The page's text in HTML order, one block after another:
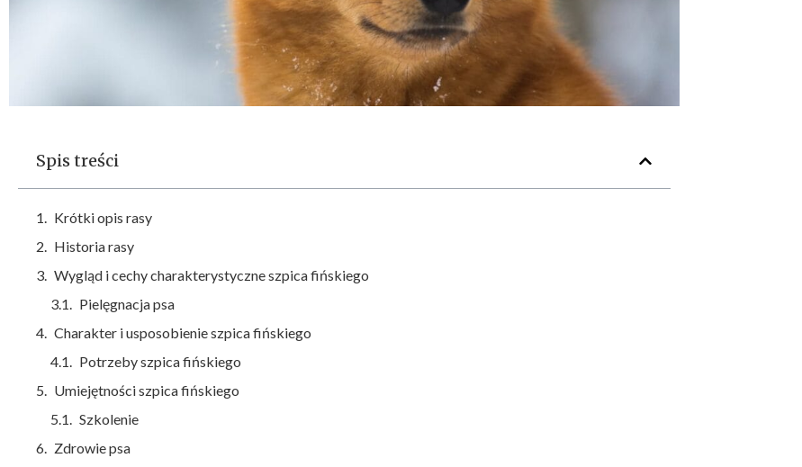
Spis treści
Krótki opis rasy
Historia rasy
Wygląd i cechy charakterystyczne szpica fińskiego
Pielęgnacja psa
Charakter i usposobienie szpica fińskiego
Potrzeby szpica fińskiego
Umiejętności szpica fińskiego
Szkolenie
Zdrowie psa